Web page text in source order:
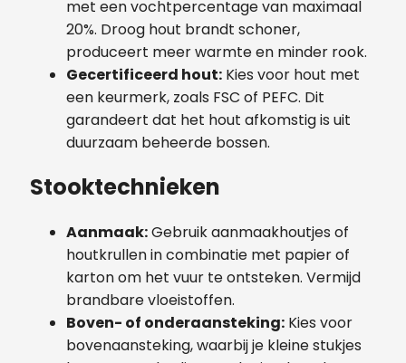
met een vochtpercentage van maximaal
20%. Droog hout brandt schoner,
produceert meer warmte en minder rook.
Gecertificeerd hout: Kies voor hout met
een keurmerk, zoals FSC of PEFC. Dit
garandeert dat het hout afkomstig is uit
duurzaam beheerde bossen.
Stooktechnieken
Aanmaak:Gebruik aanmaakhoutjes of
houtkrullen in combinatie met papier of
karton om het vuur te ontsteken. Vermijd
brandbare vloeistoffen.
Boven- of onderaansteking: Kies voor
bovenaansteking, waarbij je kleine stukjes